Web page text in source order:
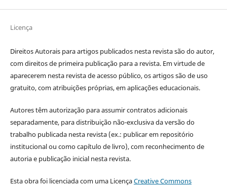
Licença
Direitos Autorais para artigos publicados nesta revista são do autor,
com direitos de primeira publicação para a revista. Em virtude de
aparecerem nesta revista de acesso público, os artigos são de uso
gratuito, com atribuições próprias, em aplicações educacionais.
Autores têm autorização para assumir contratos adicionais
separadamente, para distribuição não-exclusiva da versão do
trabalho publicada nesta revista (ex.: publicar em repositório
institucional ou como capítulo de livro), com reconhecimento de
autoria e publicação inicial nesta revista.
Esta obra foi licenciada com uma LicençaCreative Commons